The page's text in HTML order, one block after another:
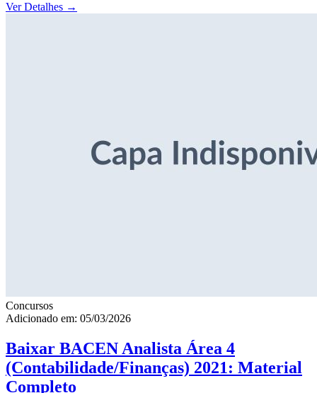
Ver Detalhes →
Concursos
Adicionado em: 05/03/2026
Baixar BACEN Analista Área 4
(Contabilidade/Finanças) 2021: Material
Completo